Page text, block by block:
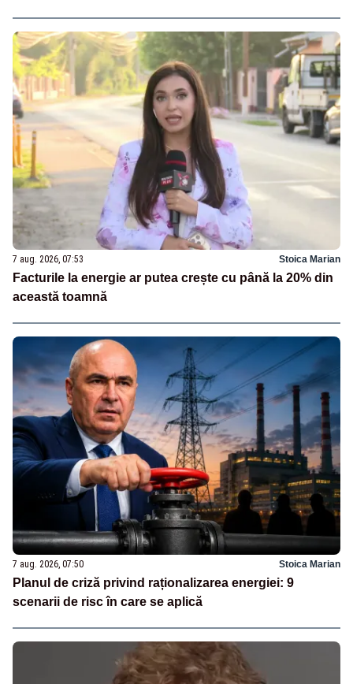
7 aug. 2026, 07:53 Stoica Marian
Facturile la energie ar putea crește cu până la 20% din
această toamnă
7 aug. 2026, 07:50 Stoica Marian
Planul de criză privind raționalizarea energiei: 9
scenarii de risc în care se aplică